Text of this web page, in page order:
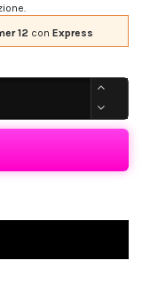
12 con Express